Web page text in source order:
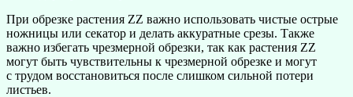
При обрезке растения ZZ важно использовать чистые острые
ножницы или секатор и делать аккуратные срезы. Также
важно избегать чрезмерной обрезки, так как растения ZZ
могут быть чувствительны к чрезмерной обрезке и могут
с трудом восстановиться после слишком сильной потери
листьев.